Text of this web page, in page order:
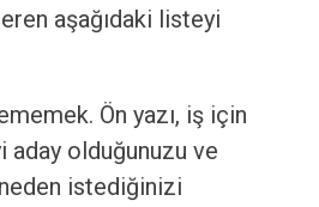
aşağıdaki listeyi
Ön yazı, iş için
aday olduğunuzu ve
istediğinizi